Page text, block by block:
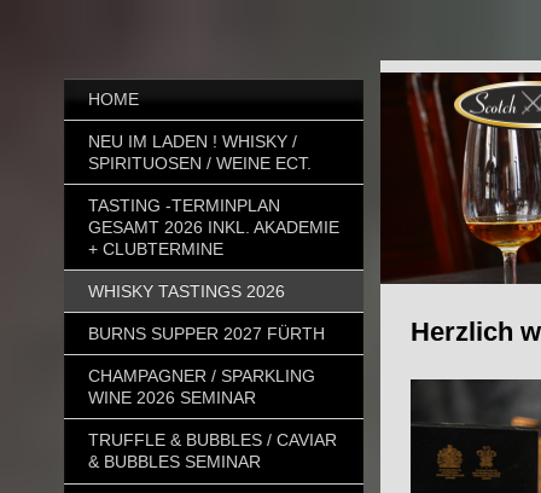
Herzlich
HOME
NEU IM LADEN ! WHISKY /
SPIRITUOSEN / WEINE ECT.
TASTING -TERMINPLAN
GESAMT 2026 INKL. AKADEMIE
+ CLUBTERMINE
WHISKY TASTINGS 2026
BURNS SUPPER 2027 FÜRTH
CHAMPAGNER / SPARKLING
WINE 2026 SEMINAR
TRUFFLE & BUBBLES / CAVIAR
& BUBBLES SEMINAR